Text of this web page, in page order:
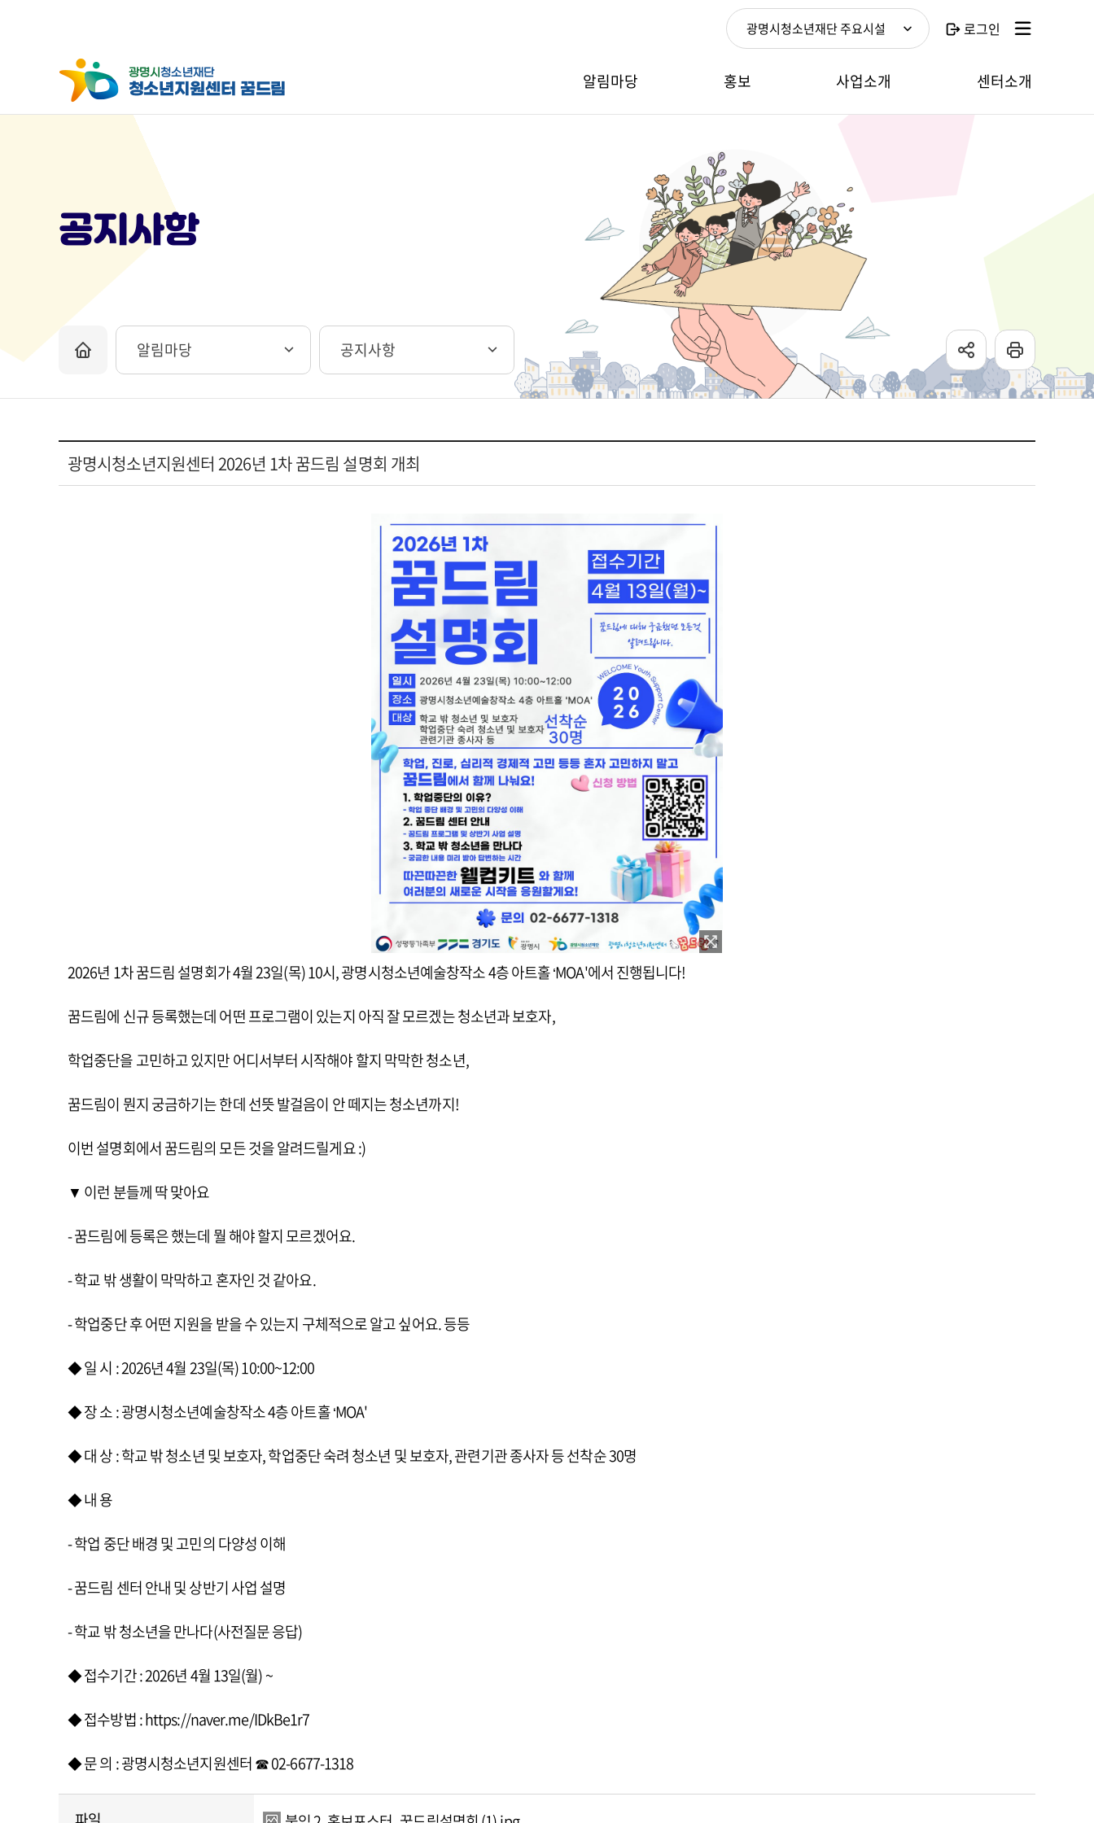
알림마당 홍보 사업소개 센터소개
광명시청소년재단 주요시설 로그인
공지사항
알림마당 공지사항
광명시청소년지원센터 2026년 1차 꿈드림 설명회 개최
2026년 1차 꿈드림 설명회가 4월 23일(목) 10시, 광명시청소년예술창작소 4층 아트홀 ‘MOA'에서 진행됩니다!
꿈드림에 신규 등록했는데 어떤 프로그램이 있는지 아직 잘 모르겠는 청소년과 보호자,
학업중단을 고민하고 있지만 어디서부터 시작해야 할지 막막한 청소년,
꿈드림이 뭔지 궁금하기는 한데 선뜻 발걸음이 안 떼지는 청소년까지!
이번 설명회에서 꿈드림의 모든 것을 알려드릴게요 :)
▼ 이런 분들께 딱 맞아요
- 꿈드림에 등록은 했는데 뭘 해야 할지 모르겠어요.
- 학교 밖 생활이 막막하고 혼자인 것 같아요.
- 학업중단 후 어떤 지원을 받을 수 있는지 구체적으로 알고 싶어요. 등등
◆ 일 시 : 2026년 4월 23일(목) 10:00~12:00
◆ 장 소 : 광명시청소년예술창작소 4층 아트홀 ‘MOA'
◆ 대 상 : 학교 밖 청소년 및 보호자, 학업중단 숙려 청소년 및 보호자, 관련기관 종사자 등 선착순 30명
◆ 내 용
- 학업 중단 배경 및 고민의 다양성 이해
- 꿈드림 센터 안내 및 상반기 사업 설명
- 학교 밖 청소년을 만나다(사전질문 응답)
◆ 접수기간 : 2026년 4월 13일(월) ~
◆ 접수방법 :https://naver.me/IDkBe1r7
◆ 문 의 : 광명시청소년지원센터 ☎ 02-6677-1318